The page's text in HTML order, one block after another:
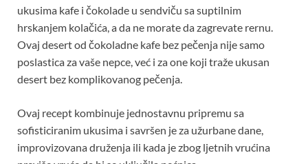
ukusima kafe i čokolade u sendviču sa suptilnim
hrskanjem kolačića, a da ne morate da zagrevate rernu.
Ovaj desert od čokoladne kafe bez pečenja nije samo
poslastica za vaše nepce, već i za one koji traže ukusan
desert bez komplikovanog pečenja.
Ovaj recept kombinuje jednostavnu pripremu sa
sofisticiranim ukusima i savršen je za užurbane dane,
improvizovana druženja ili kada je zbog ljetnih vrućina